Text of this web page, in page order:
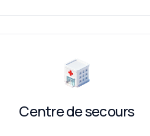
Centre de secours